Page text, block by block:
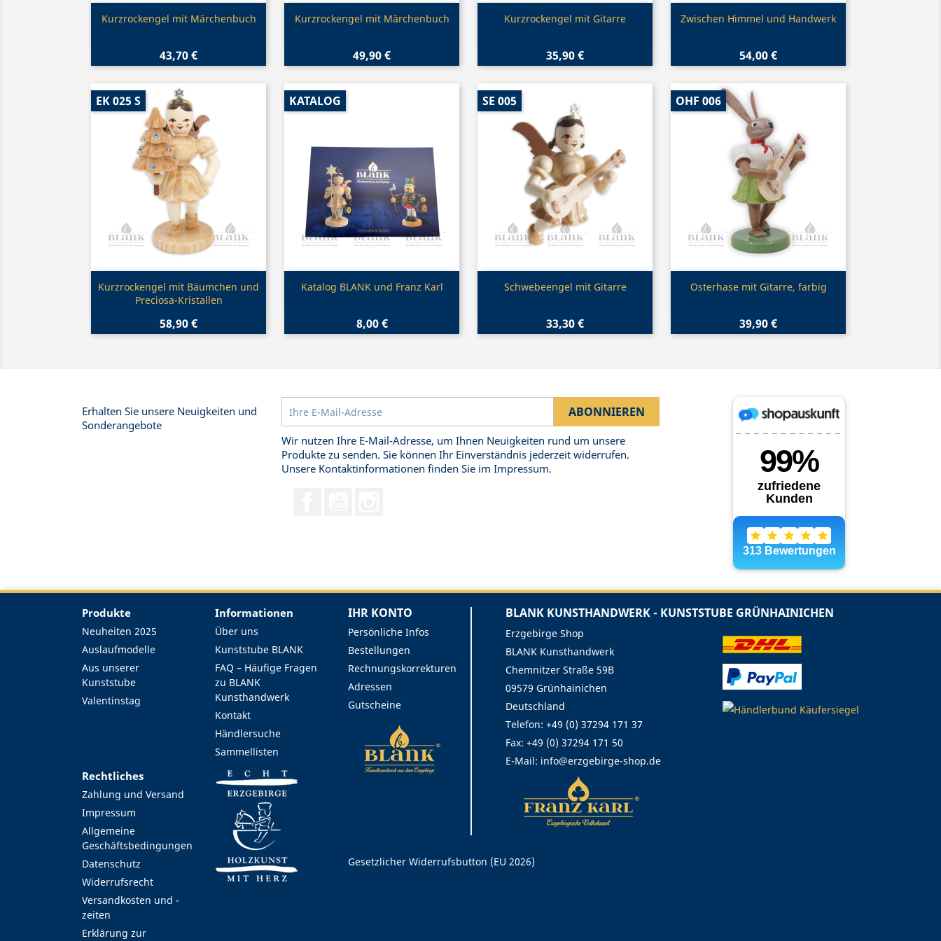
Vorschau
Kurzrockengel mit Märchenbuch
43,70 €
Vorschau
Kurzrockengel mit Märchenbuch
49,90 €
Vorschau
Kurzrockengel mit Gitarre
35,90 €
Vorschau
Zwischen Himmel und Handwerk
54,00 €
Vorschau
Kurzrockengel mit Bäumchen und
Preciosa-Kristallen
58,90 €
EK 025 S
Vorschau
Katalog BLANK und Franz Karl
8,00 €
KATALOG
Vorschau
Schwebeengel mit Gitarre
33,30 €
SE 005
 Vorschau
Osterhase mit Gitarre, farbig
39,90 €
OHF 006
Erhalten Sie unsere Neuigkeiten und
Sonderangebote
Wir nutzen Ihre E-Mail-Adresse, um Ihnen Neuigkeiten rund um unsere
Produkte zu senden. Sie können Ihr Einverständnis jederzeit widerrufen.
Unsere Kontaktinformationen finden Sie im Impressum.
Produkte
Neuheiten 2025
Auslaufmodelle
Aus unserer
Kunststube
Valentinstag
Informationen
Über uns
Kunststube BLANK
FAQ – Häufige Fragen
zu BLANK
Kunsthandwerk
Kontakt
Händlersuche
Sammellisten
Rechtliches
Zahlung und Versand
Impressum
Allgemeine
Geschäftsbedingungen
Datenschutz
Widerrufsrecht
Versandkosten und -
zeiten
Erklärung zur
IHR KONTO
Persönliche Infos
Bestellungen
Rechnungskorrekturen
Adressen
Gutscheine
BLANK KUNSTHANDWERK - KUNSTSTUBE GRÜNHAINICHEN
Erzgebirge Shop
BLANK Kunsthandwerk
Chemnitzer Straße 59B
09579 Grünhainichen
Deutschland
Telefon: +49 (0) 37294 171 37
Fax: +49 (0) 37294 171 50
E-Mail: info@erzgebirge-shop.de
Gesetzlicher Widerrufsbutton (EU 2026)